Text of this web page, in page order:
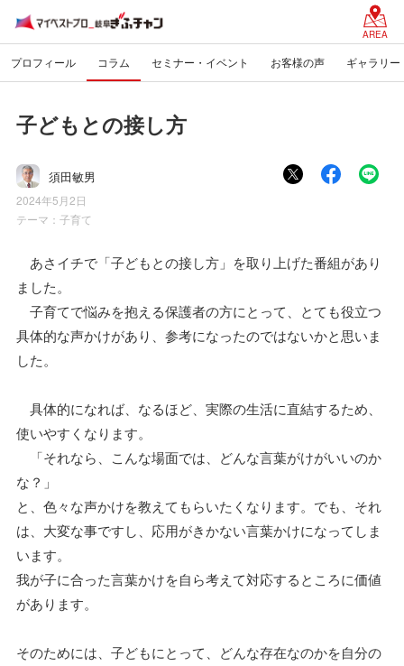
AREA
プロフィール コラム セミナー・イベント お客様の声 ギャラリー
子どもとの接し方
須田敏男
2024年5月2日
テーマ： 子育て
あさイチで「子どもとの接し方」を取り上げた番組があり
ました。
子育てで悩みを抱える保護者の方にとって、とても役立つ
具体的な声かけがあり、参考になったのではないかと思いま
した。
具体的になれば、なるほど、実際の生活に直結するため、
使いやすくなります。
「それなら、こんな場面では、どんな言葉がけがいいのか
な？」
と、色々な声かけを教えてもらいたくなります。でも、それ
は、大変な事ですし、応用がきかない言葉かけになってしま
います。
我が子に合った言葉かけを自ら考えて対応するところに価値
があります。
そのためには、子どもにとって、どんな存在なのかを自分の